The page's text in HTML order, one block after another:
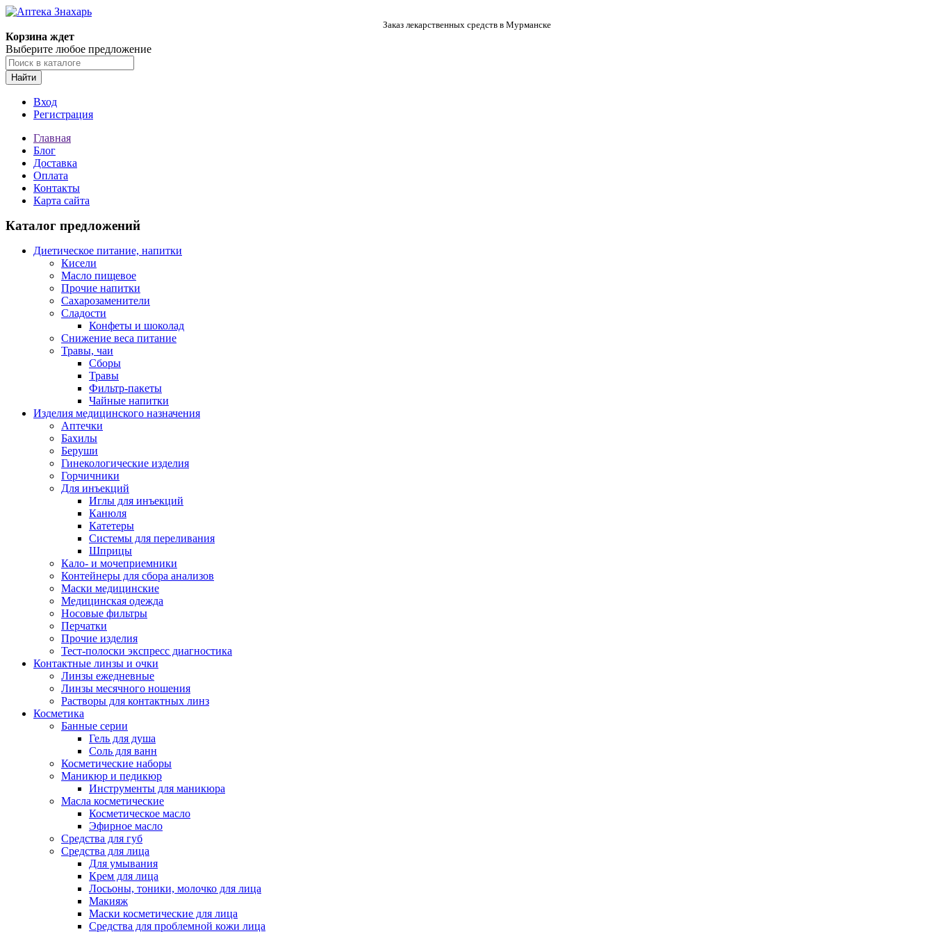
Заказ лекарственных средств в Мурманске
Корзина ждет
Выберите любое предложение
Найти
Вход
Регистрация
Главная
Блог
Доставка
Оплата
Контакты
Карта сайта
Каталог предложений
Диетическое питание, напитки
Кисели
Масло пищевое
Прочие напитки
Сахарозаменители
Сладости
Конфеты и шоколад
Снижение веса питание
Травы, чаи
Сборы
Травы
Фильтр-пакеты
Чайные напитки
Изделия медицинского назначения
Аптечки
Бахилы
Беруши
Гинекологические изделия
Горчичники
Для инъекций
Иглы для инъекций
Канюля
Катетеры
Системы для переливания
Шприцы
Кало- и мочеприемники
Контейнеры для сбора анализов
Маски медицинские
Медицинская одежда
Носовые фильтры
Перчатки
Прочие изделия
Тест-полоски экспресс диагностика
Контактные линзы и очки
Линзы ежедневные
Линзы месячного ношения
Растворы для контактных линз
Косметика
Банные серии
Гель для душа
Соль для ванн
Косметические наборы
Маникюр и педикюр
Инструменты для маникюра
Масла косметические
Косметическое масло
Эфирное масло
Средства для губ
Средства для лица
Для умывания
Крем для лица
Лосьоны, тоники, молочко для лица
Макияж
Маски косметические для лица
Средства для проблемной кожи лица